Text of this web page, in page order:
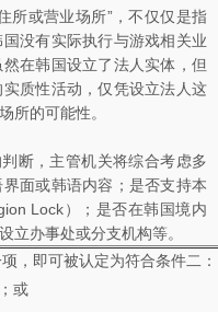
所或营业场所”，不仅仅是指
没有实际执行与游戏相关业
在韩国设立了法人实体，但
质性活动，仅凭设立法人这
所的可能性。
断，主管机关将综合考虑多
面或韩语内容；是否支持本
Lock）；是否在韩国境内
立办事处或分支机构等。
，即可被认定为符合条件二：
或